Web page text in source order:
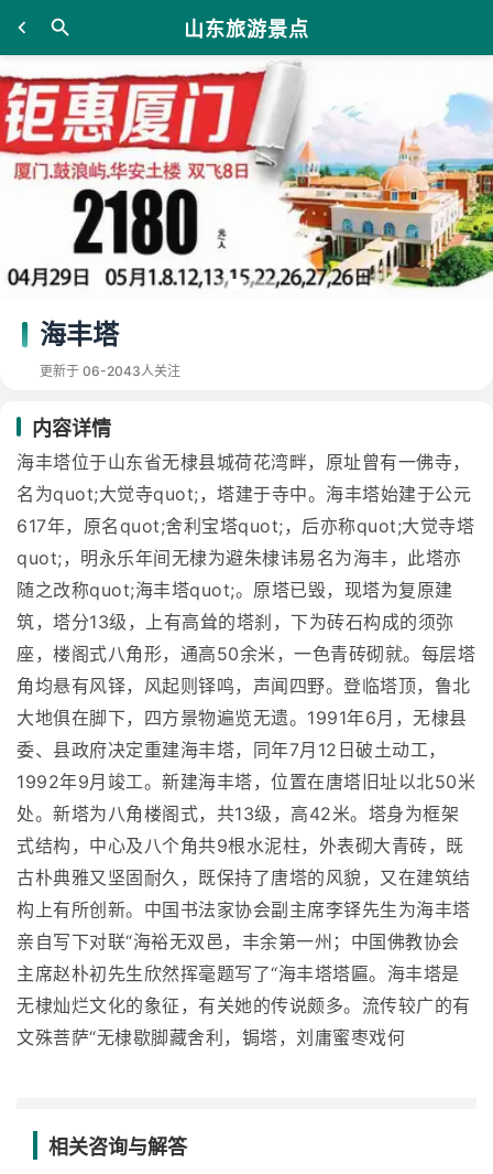
山东旅游景点
海丰塔
更新于 06-2043人关注
内容详情
海丰塔位于山东省无棣县城荷花湾畔，原址曾有一佛寺，
名为quot;大觉寺quot;，塔建于寺中。海丰塔始建于公元
617年，原名quot;舍利宝塔quot;，后亦称quot;大觉寺塔
quot;，明永乐年间无棣为避朱棣讳易名为海丰，此塔亦
随之改称quot;海丰塔quot;。原塔已毁，现塔为复原建
筑，塔分13级，上有高耸的塔刹，下为砖石构成的须弥
座，楼阁式八角形，通高50余米，一色青砖砌就。每层塔
角均悬有风铎，风起则铎鸣，声闻四野。登临塔顶，鲁北
大地俱在脚下，四方景物遍览无遗。1991年6月，无棣县
委、县政府决定重建海丰塔，同年7月12日破土动工，
1992年9月竣工。新建海丰塔，位置在唐塔旧址以北50米
处。新塔为八角楼阁式，共13级，高42米。塔身为框架
式结构，中心及八个角共9根水泥柱，外表砌大青砖，既
古朴典雅又坚固耐久，既保持了唐塔的风貌，又在建筑结
构上有所创新。中国书法家协会副主席李铎先生为海丰塔
亲自写下对联“海裕无双邑，丰余第一州；中国佛教协会
主席赵朴初先生欣然挥毫题写了“海丰塔塔匾。海丰塔是
无棣灿烂文化的象征，有关她的传说颇多。流传较广的有
文殊菩萨“无棣歇脚藏舍利，锔塔，刘庸蜜枣戏何
相关咨询与解答